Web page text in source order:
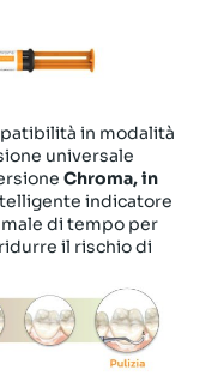
in modalità
universale
Chroma, in
indicatore
di tempo per
il rischio di